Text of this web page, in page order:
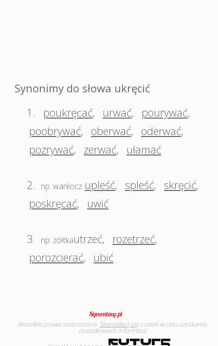
Synonimy do słowa ukręcić
1.
poukręcać, urwać, pourywać,
poobrywać, oberwać, oderwać,
pozrywać, zerwać, ułamać
2. np. warkocz upleść, spleść, skręcić,
poskręcać, uwić
3. np. żółtkautrzeć, rozetrzeć,
porozcierać, ubić
Wszelkie prawa zastrzeżone. Skontaktuj sięz nami w celu uzyskania
dodatkowych informacji